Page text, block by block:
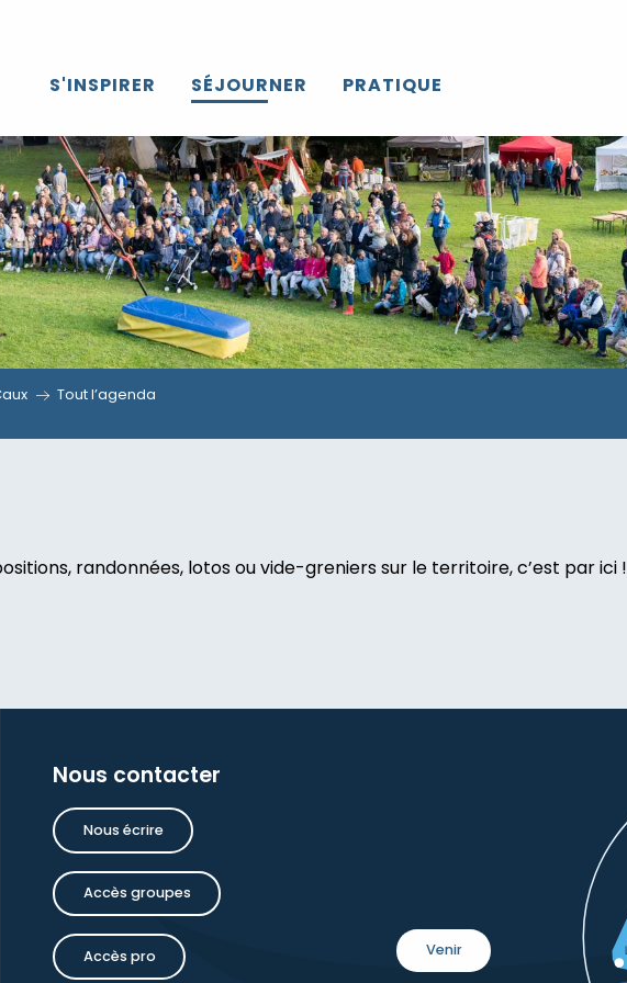
S'INSPIRER SÉJOURNER PRATIQUE
Tout l’agenda
randonnées, lotos ou vide-greniers sur le territoire, c’est par ici !
Dauchot
Nous contacter
Nous écrire
Accès groupes
Accès pro Venir